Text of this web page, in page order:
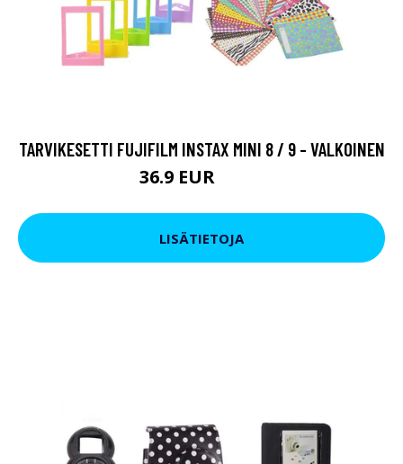
TARVIKESETTI FUJIFILM INSTAX MINI 8 / 9 - VALKOINEN
36.9 EUR
LISÄTIETOJA